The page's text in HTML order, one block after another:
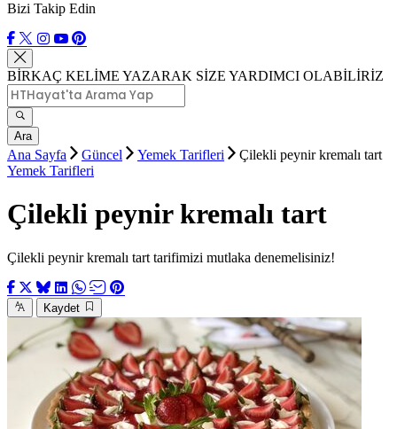
Bizi Takip Edin
BİRKAÇ KELİME YAZARAK SİZE YARDIMCI OLABİLİRİZ
Ara
Ana Sayfa Güncel Yemek Tarifleri
Çilekli peynir kremalı tart
Yemek Tarifleri
Çilekli peynir kremalı tart
Çilekli peynir kremalı tart tarifimizi mutlaka denemelisiniz!
Kaydet